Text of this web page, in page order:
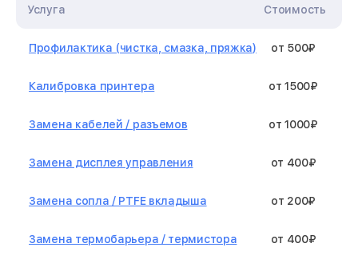
Услуга Стоимость
Профилактика (чистка, смазка, пряжка) от 500₽
Калибровка принтера от 1500₽
Замена кабелей / разъемов от 1000₽
Замена дисплея управления от 400₽
Замена сопла / PTFE вкладыша от 200₽
Замена термобарьера / термистора от 400₽